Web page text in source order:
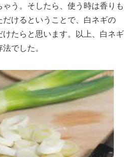
う。そしたら、使う時は香りも
けるということで、白ネギの
たらと思います。以上、白ネギ
でした。